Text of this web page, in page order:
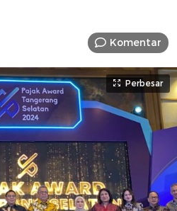
Komentar
Perbesar